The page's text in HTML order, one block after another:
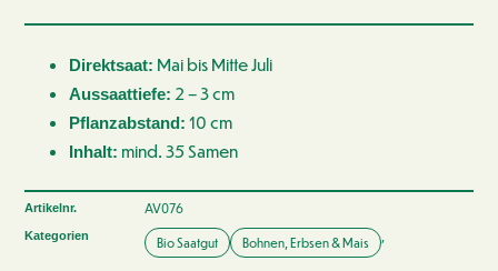
Direktsaat: Mai bis Mitte Juli
Aussaattiefe: 2 – 3 cm
Pflanzabstand: 10 cm
Inhalt: mind. 35 Samen
Artikelnr. AV076
Kategorien Bio Saatgut Bohnen, Erbsen & Mais